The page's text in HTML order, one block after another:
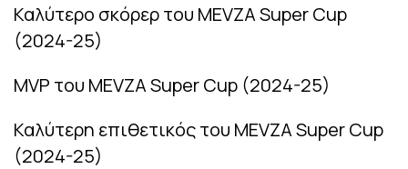
Καλύτερο σκόρερ του MEVZA Super Cup
(2024-25)
MVP του MEVZA Super Cup (2024-25)
Καλύτερη επιθετικός του MEVZA Super Cup
(2024-25)